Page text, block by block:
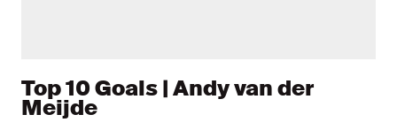
Top 10 Goals | Andy van der
Meijde